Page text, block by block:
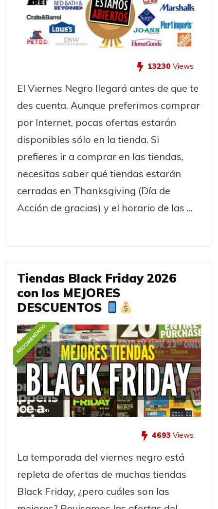
Información
13230 Views
El Viernes Negro llegará antes de que te
des cuenta. Aunque preferimos comprar
por Internet, pocas ofertas estarán
disponibles sólo en la tienda. Si
prefieres ir a comprar en las tiendas,
necesitas saber qué tiendas estarán
cerradas en Thanksgiving (Día de
Acción de gracias) y el horario de las ...
Tiendas Black Friday 2026
con los MEJORES
DESCUENTOS
RECOMENDADO
Información
4693 Views
La temporada del viernes negro está
repleta de ofertas de muchas tiendas
Black Friday, ¿pero cuáles son las